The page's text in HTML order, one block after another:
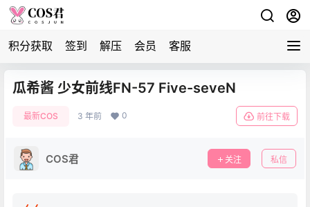
积分获取 签到 解压 会员 客服
瓜希酱 少女前线FN-57 Five-seveN
最新COS 3 年前 0 前往下载
COS君 关注 私信